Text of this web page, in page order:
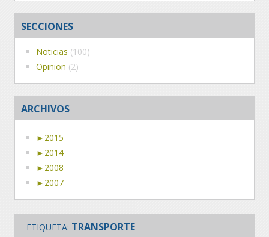
SECCIONES
Noticias (100)
Opinion (2)
ARCHIVOS
► 2015
► 2014
► 2008
► 2007
ETIQUETA: TRANSPORTE